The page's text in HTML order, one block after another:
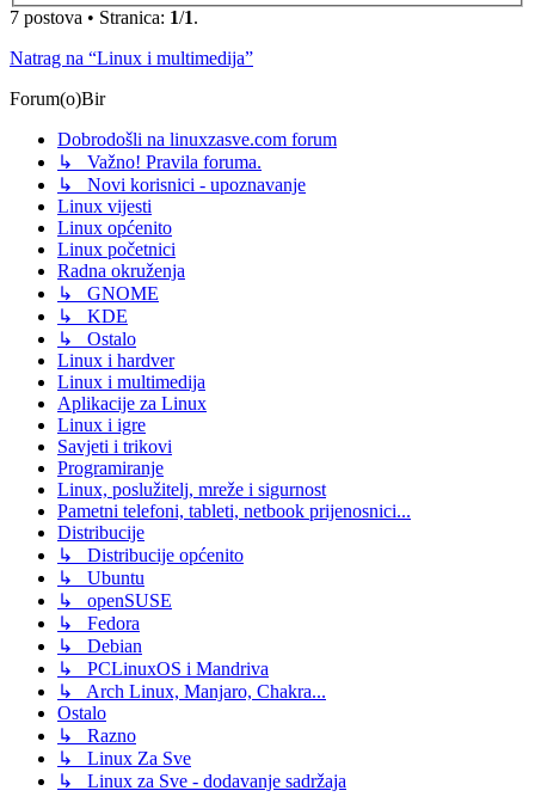
7 postova • Stranica: 1/1.
Natrag na “Linux i multimedija”
Forum(o)Bir
Dobrodošli na linuxzasve.com forum
↳ Važno! Pravila foruma.
↳ Novi korisnici - upoznavanje
Linux vijesti
Linux općenito
Linux početnici
Radna okruženja
↳ GNOME
↳ KDE
↳ Ostalo
Linux i hardver
Linux i multimedija
Aplikacije za Linux
Linux i igre
Savjeti i trikovi
Programiranje
Linux, poslužitelj, mreže i sigurnost
Pametni telefoni, tableti, netbook prijenosnici...
Distribucije
↳ Distribucije općenito
↳ Ubuntu
↳ openSUSE
↳ Fedora
↳ Debian
↳ PCLinuxOS i Mandriva
↳ Arch Linux, Manjaro, Chakra...
Ostalo
↳ Razno
↳ Linux Za Sve
↳ Linux za Sve - dodavanje sadržaja